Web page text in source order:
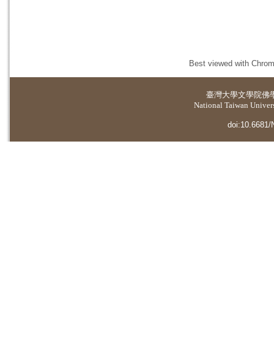
Best viewed with
臺灣大學文學院佛
National Taiwan
doi:10.6681/